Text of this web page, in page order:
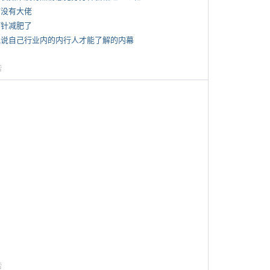
有大佬
减肥了
自己行业内的内行人才能了解的内幕